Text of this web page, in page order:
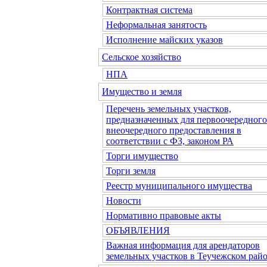
Контрактная система
Неформальная занятость
Исполнение майских указов
Сельское хозяйство
НПА
Имущество и земля
Перечень земельных участков,
предназначенных для
внеочередного предоставления в
соответствии с ФЗ, законом РА
Торги имущество
Торги земля
Реестр муниципального имущества
Новости
Нормативно правовые акты
ОБЪЯВЛЕНИЯ
Важная информация для арендаторов
земельных участков в Теучежском